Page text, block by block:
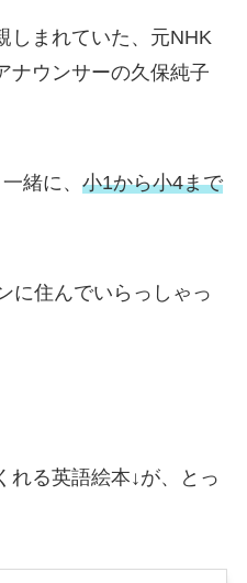
しまれていた、元NHK
ナウンサーの久保純子
緒に、 小1から小4まで
に住んでいらっしゃっ
れる英語絵本↓が、とっ